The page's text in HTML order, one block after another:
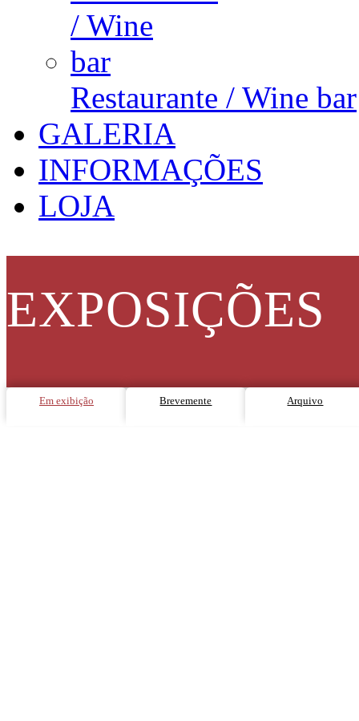
Restaurante / Wine bar
GALERIA
INFORMAÇÕES
LOJA
EXPOSIÇÕES
Em exibição Brevemente Arquivo